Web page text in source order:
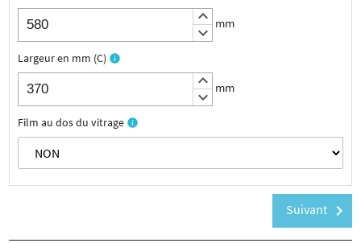
keyboard_arrow_up
keyboard_arrow_down mm
Largeur en mm (C) info
keyboard_arrow_up
keyboard_arrow_down mm
Film au dos du vitrage info
Suivant chevron_right